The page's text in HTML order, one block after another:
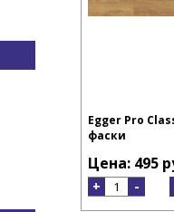
Egger Pro
фаски
Цена: 495
+ -